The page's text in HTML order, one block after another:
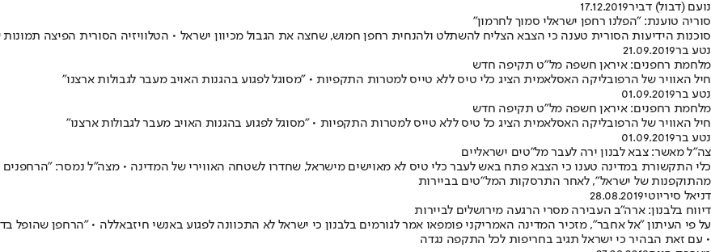
נועם (דבול) דביר17.12.2019
סוריה טוענת: "הפלנו רחפן ישראלי סמוך לחרמון"
סוכנות הידיעות הסורית טענה כי הצבא הצליח להשתלט ולהנחית רחפן חמוש, שחצה את הגבול מכיוון ישראל • הטלוויזיה הסורית הפיצה
נטע בר21.09.2019
מלחמת רחפנים: איראן חשפה מל"ט תקיפה חדש
חיל האוויר של הרפובליקה האסלאמית הציג כלי טיס ללא טייס למטרות התקפיות • "מסוגל לפגוע בהגנות האויב מעבר לגבולות ארצנו"
נטע בר01.09.2019
מלחמת רחפנים: איראן חשפה מל"ט תקיפה חדש
חיל האוויר של הרפובליקה האסלאמית הציג כל טיס ללא טייס למטרות התקפיות • "מסוגל לפגוע בהגנות האויב מעבר לגבולות ארצנו"
נטע בר01.09.2019
צה"ל מאשר: צבא לבנון ירה לעבר מל"טים ישראליים
כלי התקשורת במדינה טענו כי הצבא פתח באש לעבר כלי טיס לא מאוישים מישראל, שחדרו לשטחה האווירי של המדינה • מצה"ל נמסר: "הרחפנים
מהתוקפנות של ישראל", לאחר התרסקות המל"טים בביירות
דניאל סיריוטי28.08.2019
דיווח בלבנון: ארה"ב העבירה מסרי הרגעה מירושלים לביירות
על פי העיתון "אל אחבר", מזכיר המדינה האמריקני פומפאו אמר לגורמים בלבנון כי ישראל לא התכוונה לפגוע באנשי חיזבאללה • "הרחפן
• עם זאת הבהיר כי ישראל תגיב בחריפות לכל התקפה נגדה